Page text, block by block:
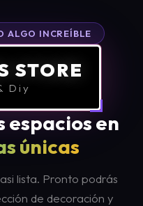
ALGO INCREÍBLE
STORE
Diy
en
únicas
lista. Pronto podrás
de decoración y